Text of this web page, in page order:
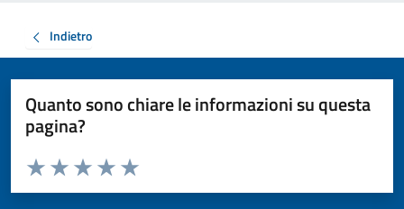
Indietro
Quanto sono chiare le informazioni su questa
pagina?
Valuta da 1 a 5 stelle la pagina
Valuta 5 stelle su 5
Valuta 4 stelle su 5
Valuta 3 stelle su 5
Valuta 2 stelle su 5
Valuta 1 stelle su 5